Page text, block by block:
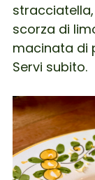
scorza di
macinata di
Servi subito.